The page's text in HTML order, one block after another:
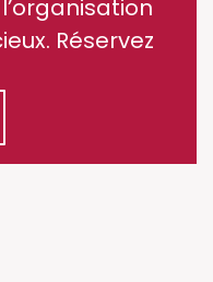
Réservez